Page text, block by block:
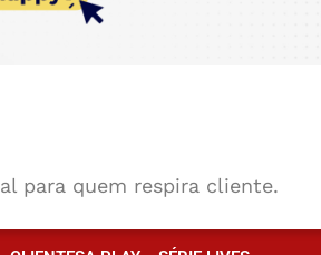
para quem respira cliente.